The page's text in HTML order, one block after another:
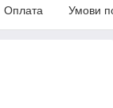
Оплата Умови